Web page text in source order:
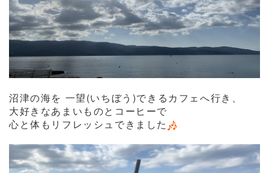
沼津の海を 一望(いちぼう)できるカフェへ行き、
大好きなあまいものとコーヒーで
心と体もリフレッシュできました